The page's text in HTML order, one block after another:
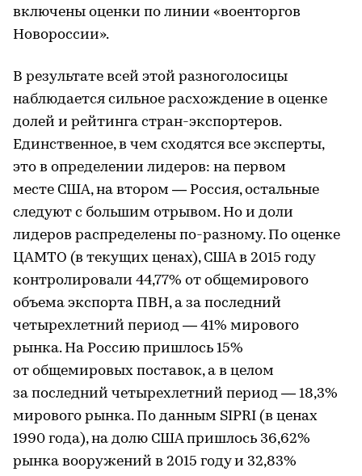
включены оценки по линии «военторгов
Новороссии».
В результате всей этой разноголосицы
наблюдается сильное расхождение в оценке
долей и рейтинга стран-экспортеров.
Единственное, в чем сходятся все эксперты,
это в определении лидеров: на первом
месте США, на втором — Россия, остальные
следуют с большим отрывом. Но и доли
лидеров распределены по-разному. По оценке
ЦАМТО (в текущих ценах), США в 2015 году
контролировали 44,77% от общемирового
объема экспорта ПВН, а за последний
четырехлетний период — 41% мирового
рынка. На Россию пришлось 15%
от общемировых поставок, а в целом
за последний четырехлетний период — 18,3%
мирового рынка. По данным SIPRI (в ценах
1990 года), на долю США пришлось 36,62%
рынка вооружений в 2015 году и 32,83%